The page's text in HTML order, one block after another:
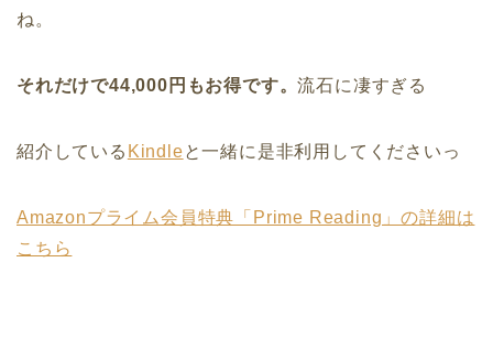
ね。
それだけで44,000円もお得です。流石に凄すぎる
紹介している Kindleと一緒に是非利用してくださいっ
Amazonプライム会員特典「Prime Reading」の詳細は
こちら